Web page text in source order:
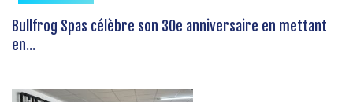
Bullfrog Spas célèbre son 30e anniversaire en mettant
en...